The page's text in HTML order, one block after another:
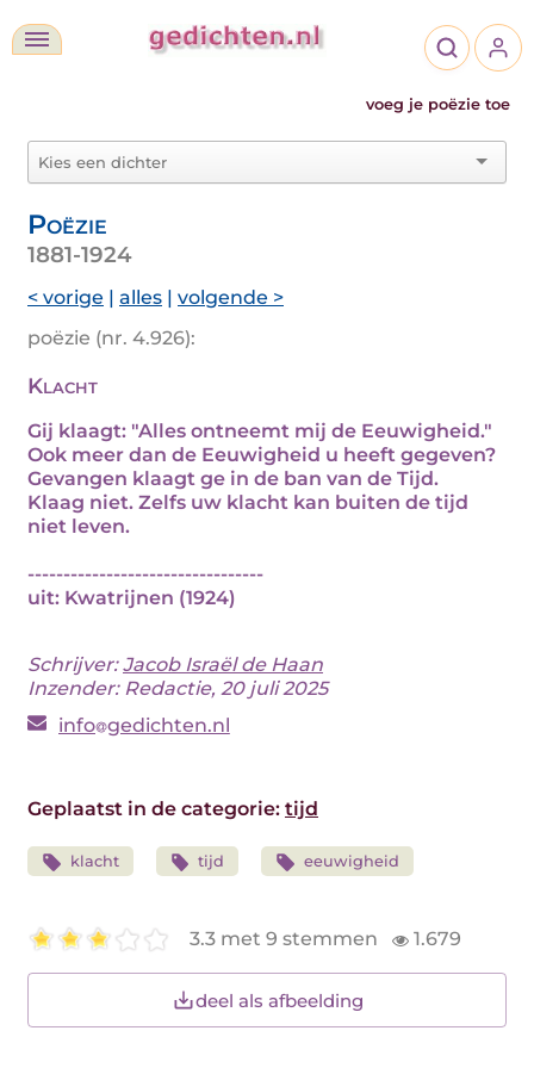
voeg je poëzie toe
Poëzie
1881-1924
< vorige | alles | volgende >
poëzie (nr. 4.926):
Klacht
Gij klaagt: "Alles ontneemt mij de Eeuwigheid."
Ook meer dan de Eeuwigheid u heeft gegeven?
Gevangen klaagt ge in de ban van de Tijd.
Klaag niet. Zelfs uw klacht kan buiten de tijd
niet leven.
---------------------------------
uit: Kwatrijnen (1924)
Schrijver:Jacob Israël de Haan
Inzender: Redactie, 20 juli 2025
info gedichten.nl
Geplaatst in de categorie: tijd
klacht tijd eeuwigheid
3.3 met 9 stemmen 1.679
deel als afbeelding